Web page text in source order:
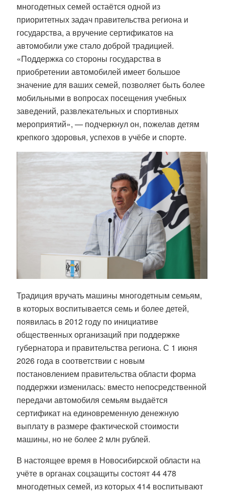
многодетных семей остаётся одной из
приоритетных задач правительства региона и
государства, а вручение сертификатов на
автомобили уже стало доброй традицией.
«Поддержка со стороны государства в
приобретении автомобилей имеет большое
значение для ваших семей, позволяет быть более
мобильными в вопросах посещения учебных
заведений, развлекательных и спортивных
мероприятий», — подчеркнул он, пожелав детям
крепкого здоровья, успехов в учёбе и спорте.
Традиция вручать машины многодетным семьям,
в которых воспитывается семь и более детей,
появилась в 2012 году по инициативе
общественных организаций при поддержке
губернатора и правительства региона. С 1 июня
2026 года в соответствии с новым
постановлением правительства области форма
поддержки изменилась: вместо непосредственной
передачи автомобиля семьям выдаётся
сертификат на единовременную денежную
выплату в размере фактической стоимости
машины, но не более 2 млн рублей.
В настоящее время в Новосибирской области на
учёте в органах соцзащиты состоят 44 478
многодетных семей, из которых 414 воспитывают